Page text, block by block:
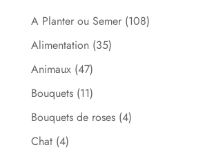
A Planter ou Semer (108)
Alimentation (35)
Animaux (47)
Bouquets (11)
Bouquets de roses (4)
Chat (4)